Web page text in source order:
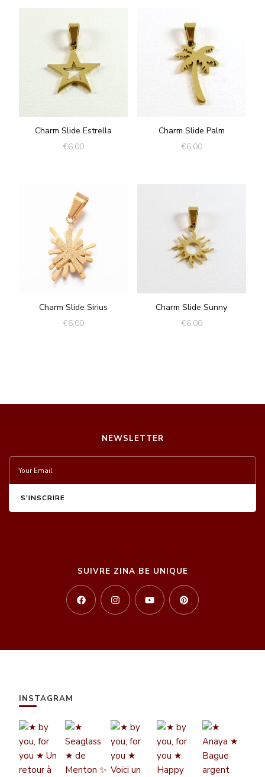
Charm Slide Estrella
€6,00
Charm Slide Palm
€6,00
Charm Slide Sirius
€6,00
Charm Slide Sunny
€6,00
NEWSLETTER
SUIVRE ZINA BE UNIQUE
INSTAGRAM